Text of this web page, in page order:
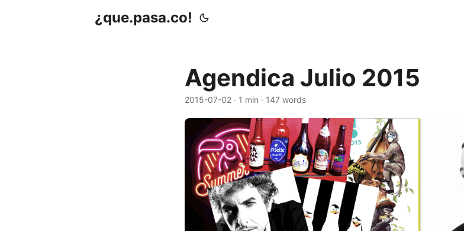
¿que.pasa.co!
Agendica Julio 2015
2015-07-02 · 1 min · 147 words